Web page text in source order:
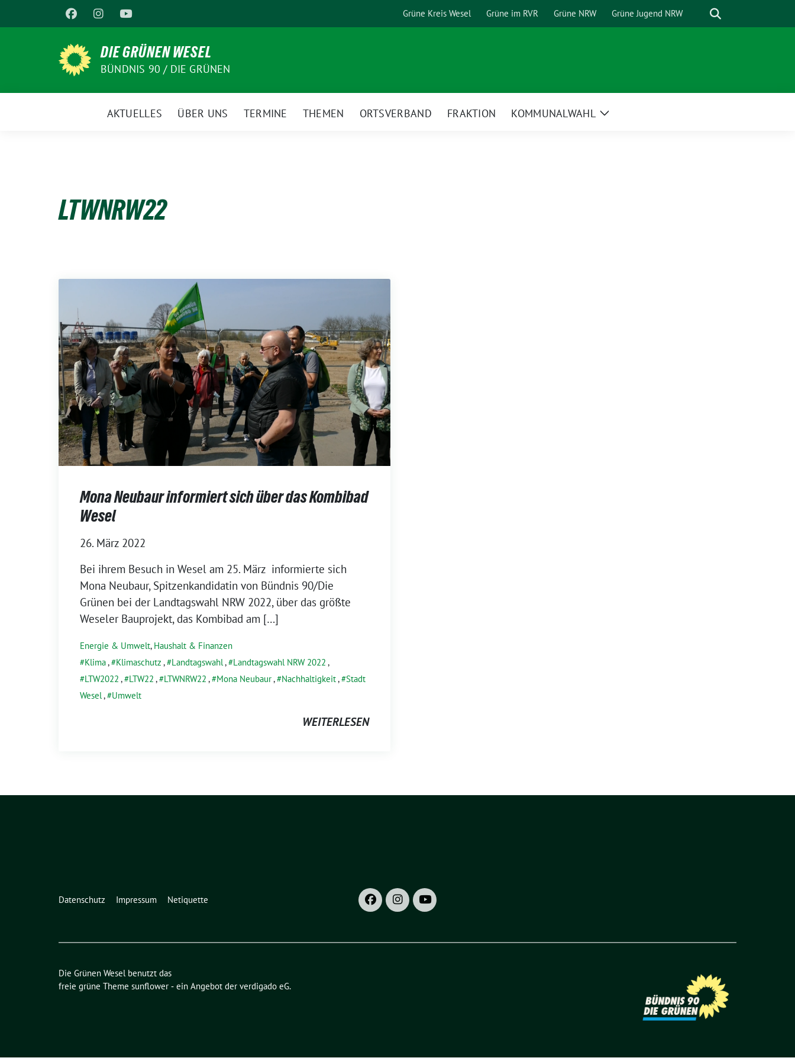
zum
Grüne Kreis Wesel Grüne im RVR Grüne NRW Grüne Jugend NRW Suche
DIE GRÜNEN WESEL
BÜNDNIS 90 / DIE GRÜNEN
AKTUELLES ÜBER UNS TERMINE THEMEN ORTSVERBAND FRAKTION KOMMUNALWAHL
Zeige
LTWNRW22
Mona Neubaur informiert sich über das Kombibad
Wesel
26. März 2022
Bei ihrem Besuch in Wesel am 25. März informierte sich
Mona Neubaur, Spitzenkandidatin von Bündnis 90/Die
Grünen bei der Landtagswahl NRW 2022, über das größte
Weseler Bauprojekt, das Kombibad am […]
Energie & Umwelt, Haushalt & Finanzen
Klima, Klimaschutz , Landtagswahl , Landtagswahl NRW 2022 ,
LTW2022 , LTW22 , LTWNRW22 , Mona Neubaur, Nachhaltigkeit, Stadt
Wesel , Umwelt
WEITERLESEN
Datenschutz Impressum Netiquette
Die Grünen Wesel benutzt das
freie grüne Theme sunflower ‐ ein Angebot der verdigado eG.